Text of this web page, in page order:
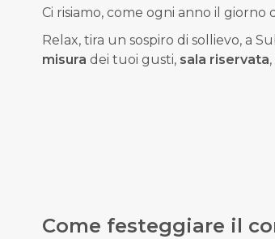
Ci risiamo, come ogni anno il giorno
Relax, tira un sospiro di sollievo, a
misura dei tuoi gusti, sala riservata
Come festeggiare il